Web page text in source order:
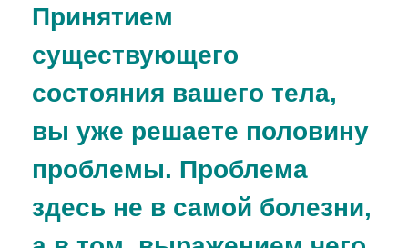
Принятием
существующего
состояния вашего тела,
вы уже решаете половину
проблемы. Проблема
здесь не в самой болезни,